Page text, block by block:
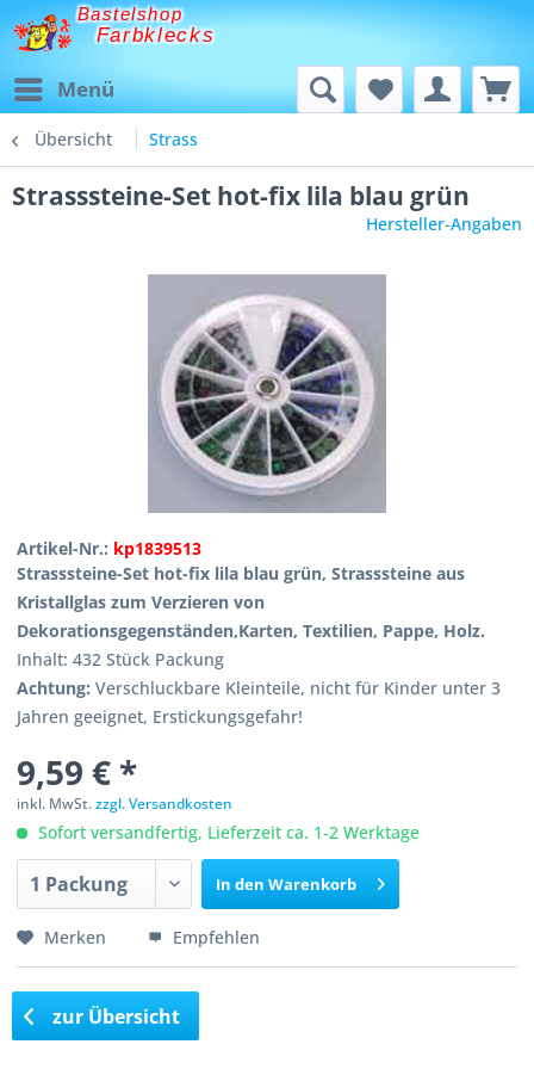
Bastelshop
Farbklecks
Menü
Übersicht Strass
Strasssteine-Set hot-fix lila blau grün
Hersteller-Angaben
Artikel-Nr.: kp1839513
Strasssteine-Set hot-fix lila blau grün, Strasssteine aus
Kristallglas zum Verzieren von
Dekorationsgegenständen,Karten, Textilien, Pappe, Holz.
Inhalt: 432 Stück Packung
Achtung: Verschluckbare Kleinteile, nicht für Kinder unter 3
Jahren geeignet, Erstickungsgefahr!
9,59 € *
inkl. MwSt.zzgl. Versandkosten
Sofort versandfertig, Lieferzeit ca. 1-2 Werktage
In den Warenkorb
Merken Empfehlen
zur Übersicht